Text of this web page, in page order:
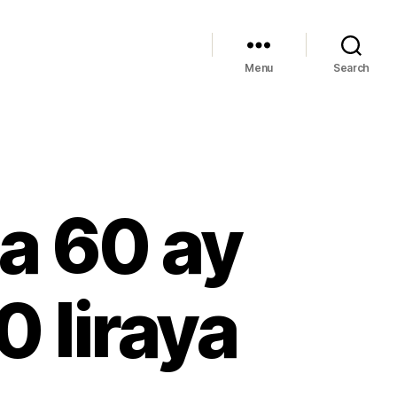
Menu Search
60 ay
liraya